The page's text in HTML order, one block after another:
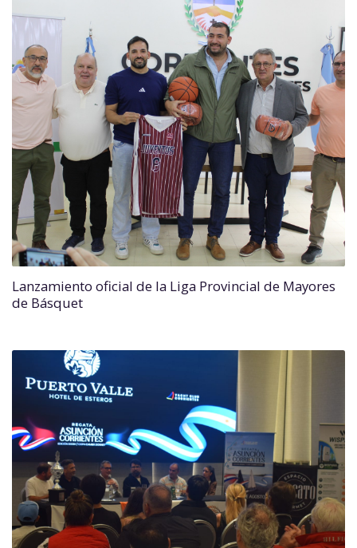
Lanzamiento oficial de la Liga Provincial de Mayores
de Básquet